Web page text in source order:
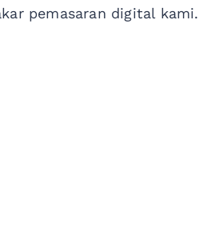
pemasaran digital kami.